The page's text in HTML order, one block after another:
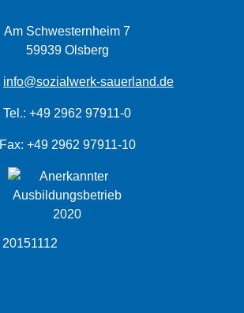
Am Schwesternheim 7
59939 Olsberg
info@sozialwerk-sauerland.de
Tel.: +49 2962 97911-0
Fax: +49 2962 97911-10